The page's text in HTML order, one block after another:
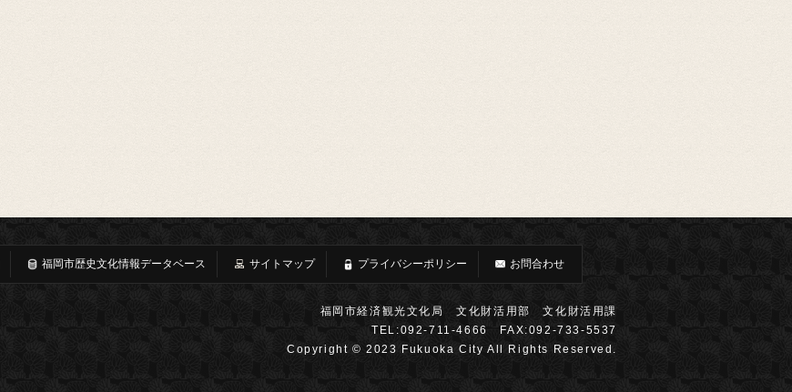
福岡市歴史文化情報データベース サイトマップ プライバシーポリシー お問合わせ
福岡市経済観光文化局 文化財活用部 文化財活用課
TEL:092-711-4666 FAX:092-733-5537
Copyright © 2023 Fukuoka City All Rights Reserved.